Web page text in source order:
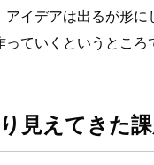
イデアは出るが形
ていくというとこ
見えてきた